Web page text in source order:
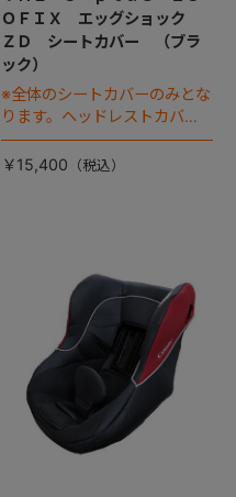
ＯＦＩＸ エッグショック
ＺＤ シートカバー （ブラ
ック）
※全体のシートカバーのみとな
ります。ヘッドレストカバー
は別売りです。
￥15,400